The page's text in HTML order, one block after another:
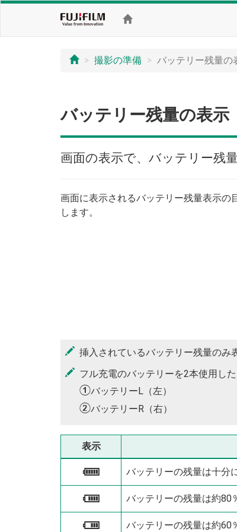
撮影の準備 バッテリー残量の
バッテリー残量の表示
画面の表示で、バッテリー残
画面に表示されるバッテリー残量表示の
します。
挿入されているバッテリー残量のみ
フル充電のバッテリーを2本使用し
AバッテリーL（左）
BバッテリーR（右）
表示
e バッテリーの残量は十分
f バッテリーの残量は約80
g バッテリーの残量は約60